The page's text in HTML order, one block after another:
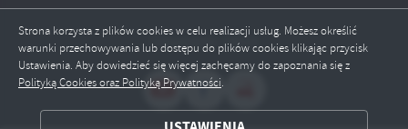
Strona korzysta z plików cookies w celu realizacji usług. Możesz określić
warunki przechowywania lub dostępu do plików cookies klikając przycisk
Ustawienia. Aby dowiedzieć się więcej zachęcamy do zapoznania się z
Polityką Cookies oraz Polityką Prywatności.
ZAPISZ WYBRANE
Odwiedzin: 14018